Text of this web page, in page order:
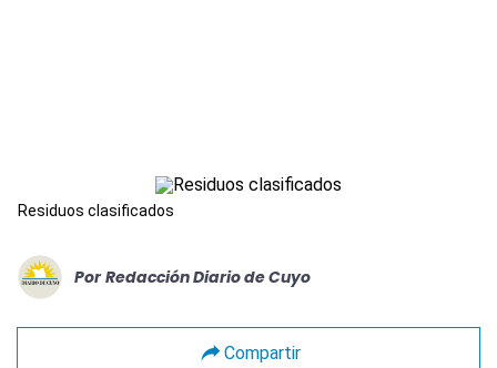
Residuos clasificados
Por Redacción Diario de Cuyo
Compartir